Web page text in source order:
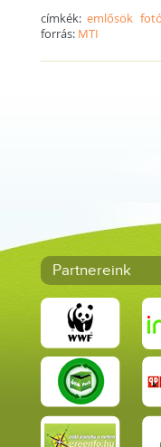
címkék:emlősök fotó
forrás: MTI
Partnereink